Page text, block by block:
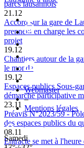
parcs lausannois
21.12
Accord sur la gare de
prennent en charge les
projet
19.12
Chantiers autour de la
le monde
19.12
Espaces publics Sous-
démarche participative
23.11
Préavis N°2023/59 -
des espaces publics du
08.11
Entracte se met à
Webmaster
–
Mentions légales
Samedi